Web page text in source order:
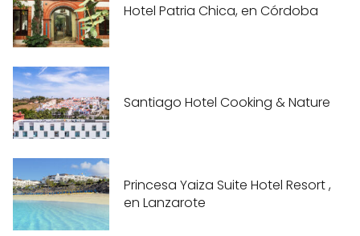
Hotel Patria Chica, en Córdoba
Santiago Hotel Cooking & Nature
Princesa Yaiza Suite Hotel Resort ,
en Lanzarote